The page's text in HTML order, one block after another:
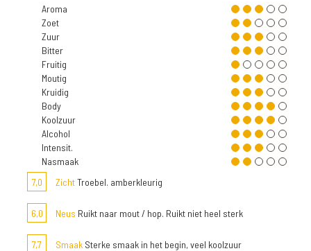
Aroma
Zoet
Zuur
Bitter
Fruitig
Moutig
Kruidig
Body
Koolzuur
Alcohol
Intensit.
Nasmaak
7,0
ZichtTroebel. amberkleurig
6,0 Neus Ruikt naar mout / hop. Ruikt niet heel sterk
7,7 Smaak Sterke smaak in het begin, veel koolzuur